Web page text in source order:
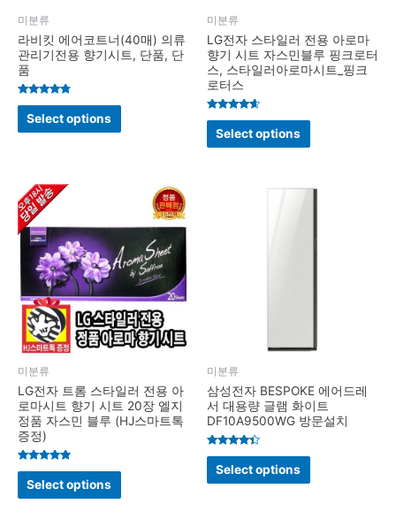
미분류
라비킷 에어코트너(40매) 의류
관리기전용 향기시트, 단품, 단
품
Rated
4.6
out of 5
Select options
미분류
LG전자 스타일러 전용 아로마
향기 시트 자스민블루 핑크로터
스, 스타일러아로마시트_핑크
로터스
Rated
4.4
out of 5
Select options
미분류
LG전자 트롬 스타일러 전용 아
로마시트 향기 시트 20장 엘지
정품 자스민 블루 (HJ스마트톡
증정)
Rated
4.7
out of 5
Select options
미분류
삼성전자 BESPOKE 에어드레
서 대용량 글램 화이트
DF10A9500WG 방문설치
Rated
4.2
out of 5
Select options